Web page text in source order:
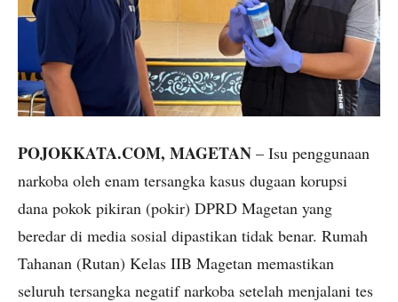
POJOKKATA.COM, MAGETAN – Isu penggunaan
narkoba oleh enam tersangka kasus dugaan korupsi
dana pokok pikiran (pokir) DPRD Magetan yang
beredar di media sosial dipastikan tidak benar. Rumah
Tahanan (Rutan) Kelas IIB Magetan memastikan
seluruh tersangka negatif narkoba setelah menjalani tes